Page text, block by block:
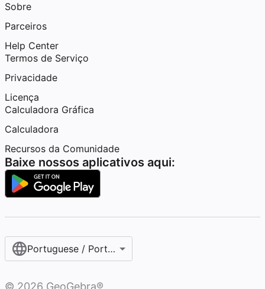
Sobre
Parceiros
Help Center
Termos de Serviço
Privacidade
Licença
Calculadora Gráfica
Calculadora
Recursos da Comunidade
Baixe nossos aplicativos aqui:
Portuguese / Português (Brasil)
© 2026 GeoGebra®